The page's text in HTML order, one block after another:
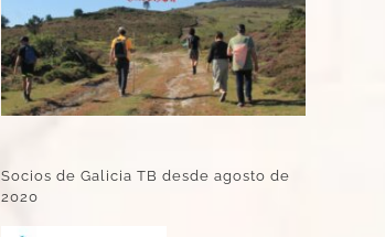
Socios de Galicia TB desde agosto de
2020